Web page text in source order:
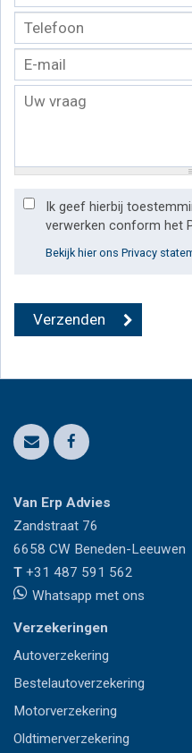
Ik geef hierbij
verwerken conform het
Bekijk hier ons Privacy
Van Erp Advies
Zandstraat 76
6658 CW Beneden-Leeuwen
T +31 487 591 562
Whatsapp met ons
Verzekeringen
Autoverzekering
Bestelautoverzekering
Motorverzekering
Oldtimerverzekering